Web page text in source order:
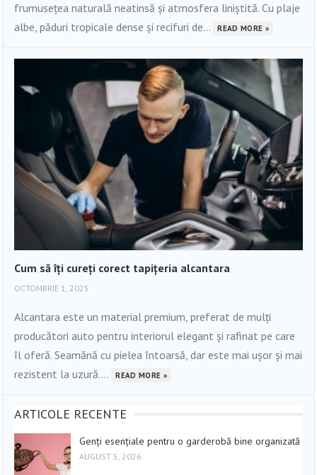
frumusețea naturală neatinsă și atmosfera liniștită. Cu plaje
albe, păduri tropicale dense și recifuri de...
READ MORE »
Cum să îți cureți corect tapițeria alcantara
OCTOMBRIE 1, 2025
Alcantara este un material premium, preferat de mulți
producători auto pentru interiorul elegant și rafinat pe care
îl oferă. Seamănă cu pielea întoarsă, dar este mai ușor și mai
rezistent la uzură....
READ MORE »
ARTICOLE RECENTE
Genți esențiale pentru o garderobă bine organizată
AUGUST 5, 2026